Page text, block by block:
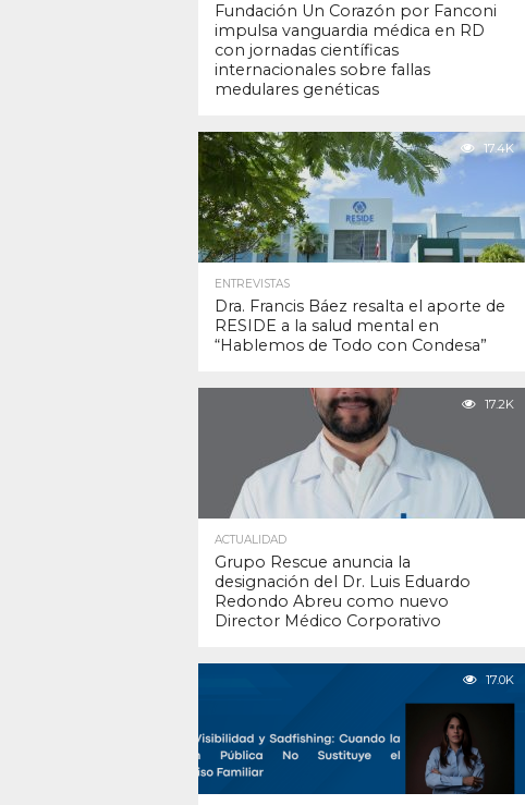
Fundación Un Corazón por Fanconi
impulsa vanguardia médica en RD
con jornadas científicas
internacionales sobre fallas
medulares genéticas
17.4K
ENTREVISTAS
Dra. Francis Báez resalta el aporte de
RESIDE a la salud mental en
“Hablemos de Todo con Condesa”
17.2K
ACTUALIDAD
Grupo Rescue anuncia la
designación del Dr. Luis Eduardo
Redondo Abreu como nuevo
Director Médico Corporativo
17.0K